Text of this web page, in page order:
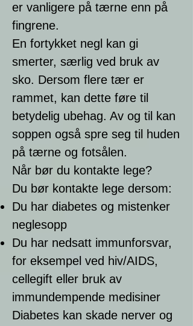
er vanligere på tærne enn på
fingrene.
En fortykket negl kan gi
smerter, særlig ved bruk av
sko. Dersom flere tær er
rammet, kan dette føre til
betydelig ubehag. Av og til kan
soppen også spre seg til huden
på tærne og fotsålen.
Når bør du kontakte lege?
Du bør kontakte lege dersom:
Du har diabetes og mistenker
neglesopp
Du har nedsatt immunforsvar,
for eksempel ved hiv/AIDS,
cellegift eller bruk av
immundempende medisiner
Diabetes kan skade nerver og